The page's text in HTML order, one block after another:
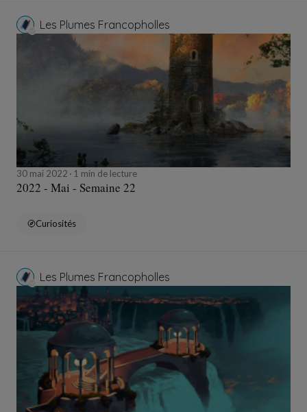
Les Plumes Francopholles
30 mai 2022 1 min de lecture
2022 - Mai - Semaine 22
Curiosités
Les Plumes Francopholles